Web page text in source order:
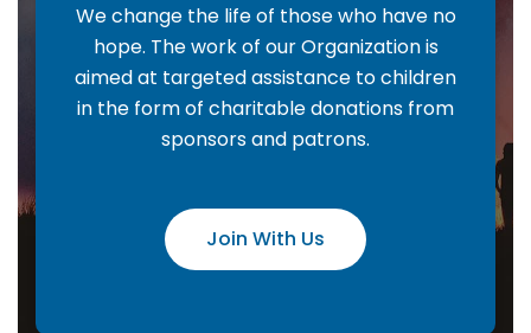
We change the life of those who have no
hope. The work of our Organization is
aimed at targeted assistance to children
in the form of charitable donations from
sponsors and patrons.
Join With Us